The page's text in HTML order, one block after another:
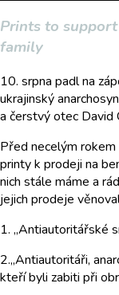
Prints to support
family
10. srpna padl na
ukrajinský
a čerstvý otec David
Před necelým
printy k prodeji na
nich stále máme a
jejich prodeje
1. ,,Antiautoritářské
2.,,Antiautoritáři,
kteří byli zabiti při